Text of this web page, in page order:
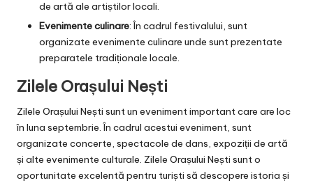
de artă ale artiștilor locali.
Evenimente culinare: În cadrul festivalului, sunt
organizate evenimente culinare unde sunt prezentate
preparatele tradiționale locale.
Zilele Orașului Nești
Zilele Orașului Nești sunt un eveniment important care are loc
în luna septembrie. În cadrul acestui eveniment, sunt
organizate concerte, spectacole de dans, expoziții de artă
și alte evenimente culturale. Zilele Orașului Nești sunt o
oportunitate excelentă pentru turiști să descopere istoria și